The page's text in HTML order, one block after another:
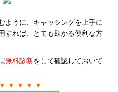
ように、キャッシングを上手に
すれば、とても助かる便利な方
無料診断をして確認しておいて
▼ ▼ ▼ ▼